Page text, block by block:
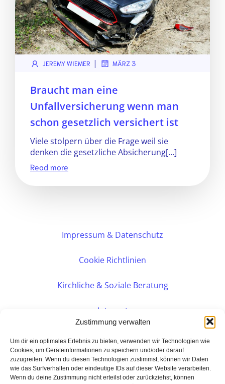
Zustimmung verwalten
Um dir ein optimales Erlebnis zu bieten, verwenden wir Technologien wie
Cookies, um Geräteinformationen zu speichern und/oder darauf
zuzugreifen. Wenn du diesen Technologien zustimmst, können wir Daten
wie das Surfverhalten oder eindeutige IDs auf dieser Website verarbeiten.
Wenn du deine Zustimmung nicht erteilst oder zurückziehst, können
JEREMY WIEMER | MÄRZ 3
Braucht man eine
Unfallversicherung wenn man
schon gesetzlich versichert ist
Viele stolpern über die Frage weil sie
denken die gesetzliche Absicherung[…]
Read more
Impressum & Datenschutz
Cookie Richtlinien
Kirchliche & Soziale Beratung
Intranet
PERSÖNLICHE BERATUNG